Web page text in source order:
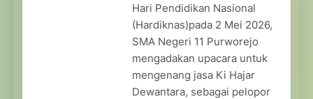
Hari Pendidikan Nasional
(Hardiknas)pada 2 Mei 2026,
SMA Negeri 11 Purworejo
mengadakan upacara untuk
mengenang jasa Ki Hajar
Dewantara, sebagai pelopor